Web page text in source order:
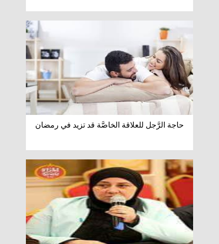
حاجة الرَّجل للعلاقة الخاصَّة قد تزيد في رمضان